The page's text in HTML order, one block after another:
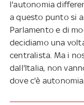
l'autonomia
a questo punto si
Parlamento e di
decidiamo una
centralista. Ma i
dall'Italia, non
dove c'è